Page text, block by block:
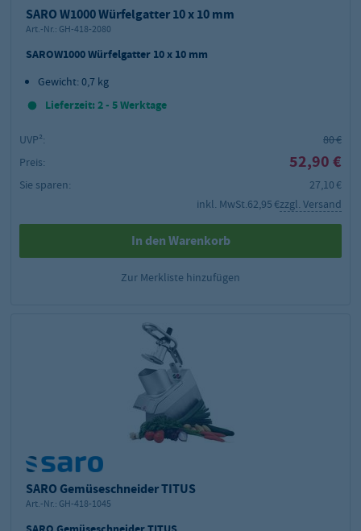
SARO W1000 Würfelgatter 10 x 10 mm
Art.-Nr.: GH-418-2080
SAROW1000 Würfelgatter 10 x 10 mm
Gewicht: 0,7 kg
Lieferzeit: 2 - 5 Werktage
UVP²:
80 €
Preis:
52,90 €
Sie sparen:
27,10 €
inkl. MwSt.62,95 €zzgl. Versand
In den Warenkorb
Zur Merkliste hinzufügen
SARO Gemüseschneider TITUS
Art.-Nr.: GH-418-1045